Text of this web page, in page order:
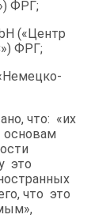
ФРГ;
(«Центр
ФРГ;
что: «их
основам
это
что это